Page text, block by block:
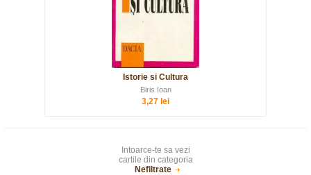
Istorie si Cultura
Biris Ioan
3,27 lei
Intoarce-te sa vezi
cartile din categoria
Nefiltrate